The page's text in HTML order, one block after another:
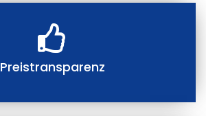
Preistransparenz